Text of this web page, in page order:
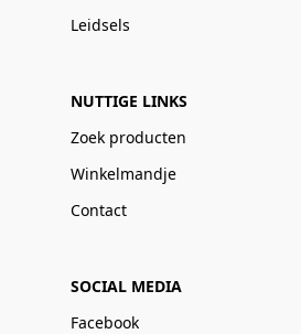
Leidsels
NUTTIGE LINKS
Zoek producten
Winkelmandje
Contact
SOCIAL MEDIA
Facebook